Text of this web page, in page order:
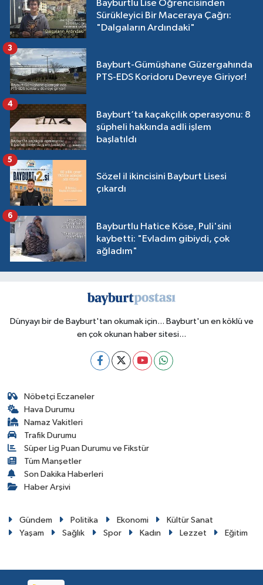
Bayburtlu Lise Öğrencisinden
Sürükleyici Bir Maceraya Çağrı:
"Dalgaların Ardındaki"
Bayburt-Gümüşhane Güzergahında
PTS-EDS Koridoru Devreye Giriyor!
3
Bayburt’ta kaçakçılık operasyonu: 8
şüpheli hakkında adli işlem
başlatıldı
4
Sözel il ikincisini Bayburt Lisesi
çıkardı
5
Bayburtlu Hatice Köse, Puli'sini
kaybetti: "Evladım gibiydi, çok
ağladım"
6
Dünyayı bir de Bayburt'tan okumak için... Bayburt'un en köklü ve
en çok okunan haber sitesi...
Nöbetçi Eczaneler
Hava Durumu
Namaz Vakitleri
Trafik Durumu
Süper Lig Puan Durumu ve Fikstür
Tüm Manşetler
Son Dakika Haberleri
Haber Arşivi
Gündem Politika Ekonomi
Kültür Sanat
Yaşam
Sağlık Spor Kadın Lezzet Eğitim